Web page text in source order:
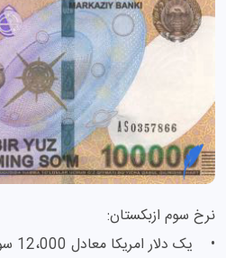
نرخ سوم ازبکستان:
• یک دلار امریکا معادل 12،000 سوم